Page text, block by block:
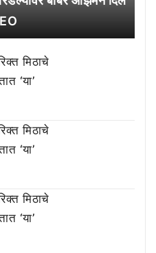
मिठाचे
‘या’
मिठाचे
‘या’
मिठाचे
‘या’